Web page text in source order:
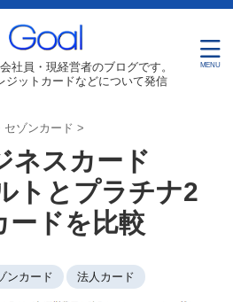
社員・現経営者のブログです。
ジットカードなどについて発信
セゾンカード >
ネスカード
トとプラチナ2
ードを比較
ンカード 法人カード